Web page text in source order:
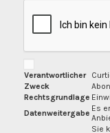
Verantwortlicher
Zweck
Rechtsgrundlage
Datenweitergabe Es
Sie